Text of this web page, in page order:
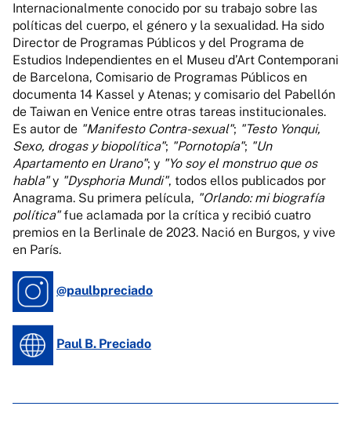
Internacionalmente conocido por su trabajo sobre las
políticas del cuerpo, el género y la sexualidad. Ha sido
Director de Programas Públicos y del Programa de
Estudios Independientes en el Museu d’Art Contemporani
de Barcelona, Comisario de Programas Públicos en
documenta 14 Kassel y Atenas; y comisario del Pabellón
de Taiwan en Venice entre otras tareas institucionales.
Es autor de "Manifesto Contra-sexual"; "Testo Yonqui,
Sexo, drogas y biopolítica"; "Pornotopía"; "Un
Apartamento en Urano"; y "Yo soy el monstruo que os
habla"y "Dysphoria Mundi", todos ellos publicados por
Anagrama. Su primera película, "Orlando: mi biografía
política"fue aclamada por la crítica y recibió cuatro
premios en la Berlinale de 2023. Nació en Burgos, y vive
en París.
@paulbpreciado
Paul B. Preciado